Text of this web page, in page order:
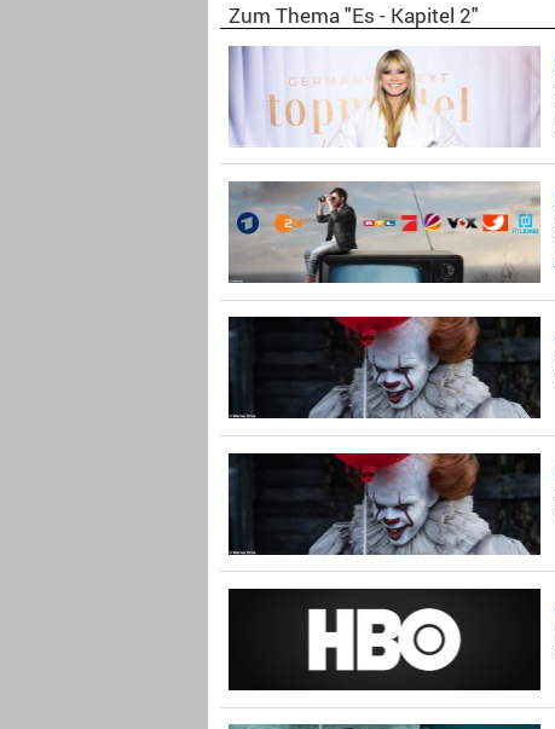
Zum Thema "Es - Kapitel 2"